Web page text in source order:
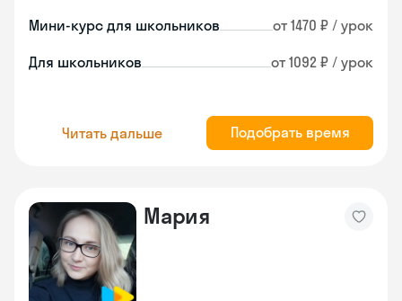
Мини-курс для школьников от 1470 ₽ / урок
Для школьников от 1092 ₽ / урок
Читать дальше Подобрать время
Мария